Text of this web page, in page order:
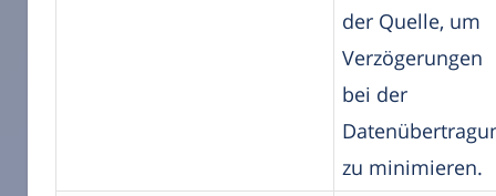
der Quelle, um
Verzögerungen
bei der
zu minimieren.